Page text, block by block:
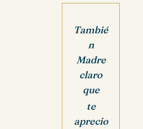
Tambié
n
Madre
claro
que
te
aprecio